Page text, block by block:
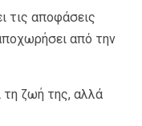
τις αποφάσεις
από την
τη ζωή της, αλλά